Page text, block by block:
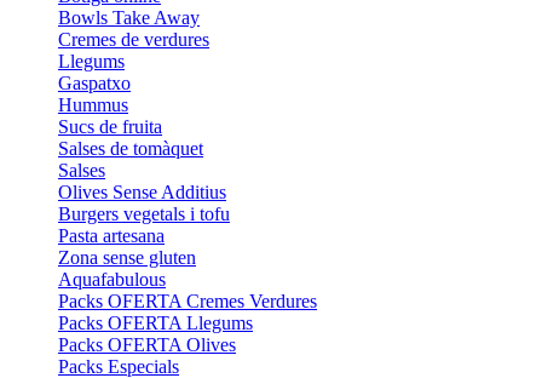
Bowls Take Away
Cremes de verdures
Llegums
Gaspatxo
Hummus
Sucs de fruita
Salses de tomàquet
Salses
Olives Sense Additius
Burgers vegetals i tofu
Pasta artesana
Zona sense gluten
Aquafabulous
Packs OFERTA Cremes Verdures
Packs OFERTA Llegums
Packs OFERTA Olives
Packs Especials